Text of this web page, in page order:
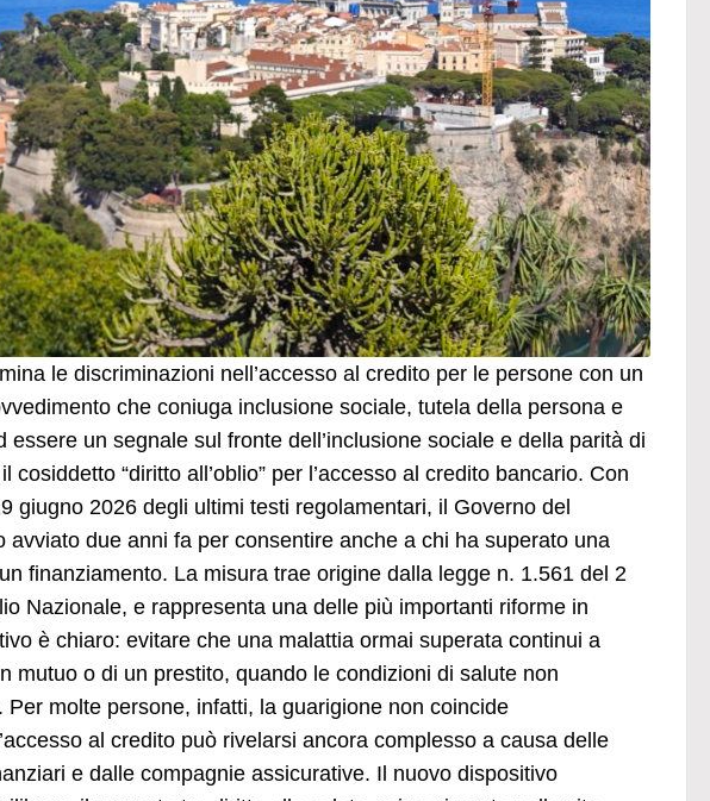
le discriminazioni nell’accesso al credito per le persone con un
che coniuga inclusione sociale, tutela della persona e
un segnale sul fronte dell’inclusione sociale e della parità di
“diritto all’oblio” per l’accesso al credito bancario. Con
giugno 2026 degli ultimi testi regolamentari, il Governo del
due anni fa per consentire anche a chi ha superato una
finanziamento. La misura trae origine dalla legge n. 1.561 del 2
Nazionale, e rappresenta una delle più importanti riforme in
è chiaro: evitare che una malattia ormai superata continui a
mutuo o di un prestito, quando le condizioni di salute non
molte persone, infatti, la guarigione non coincide
al credito può rivelarsi ancora complesso a causa delle
e dalle compagnie assicurative. Il nuovo dispositivo